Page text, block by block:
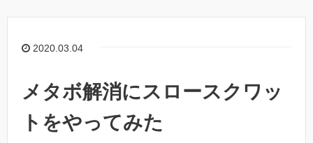
2020.03.04
メタボ解消にスロースクワッ
トをやってみた